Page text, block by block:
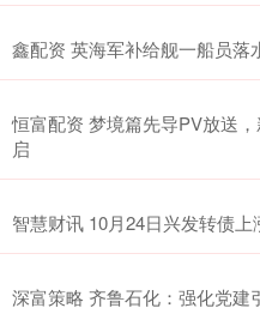
鑫配资 英海军补给舰一船员落
恒富配资 梦境篇先导PV放送
启
智慧财讯 10月24日兴发转债
深富策略 齐鲁石化：强化党建